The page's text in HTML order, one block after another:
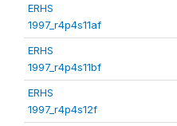
ERHS
1997_r4p4s11af
ERHS
1997_r4p4s11bf
ERHS
1997_r4p4s12f